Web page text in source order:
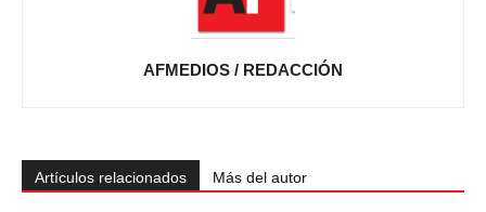
AFMEDIOS / REDACCIÓN
Artículos relacionados Más del autor